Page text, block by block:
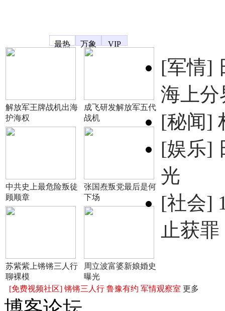
最热
万象 VIP
解放军王牌战机出海
护海权
成飞研发解放军五代
战机
中共史上最危险叛徒
顾顺章
张国焘叛党最后是何
下场
苏紫紫上锵锵三人行
聊裸模
周立波富婆新娘婚史
曝光
[军情]
海上分
[秘闻]
[娱乐]
光
[社会]
止获罪
[免费视频社区] 锵锵三人行 鲁豫有约 军情观察室 更多